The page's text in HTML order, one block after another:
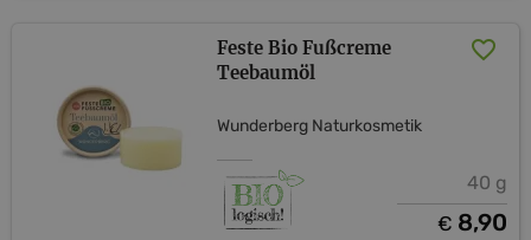
Feste Bio Fußcreme
Teebaumöl
Wunderberg Naturkosmetik
40 g
€ 8,90